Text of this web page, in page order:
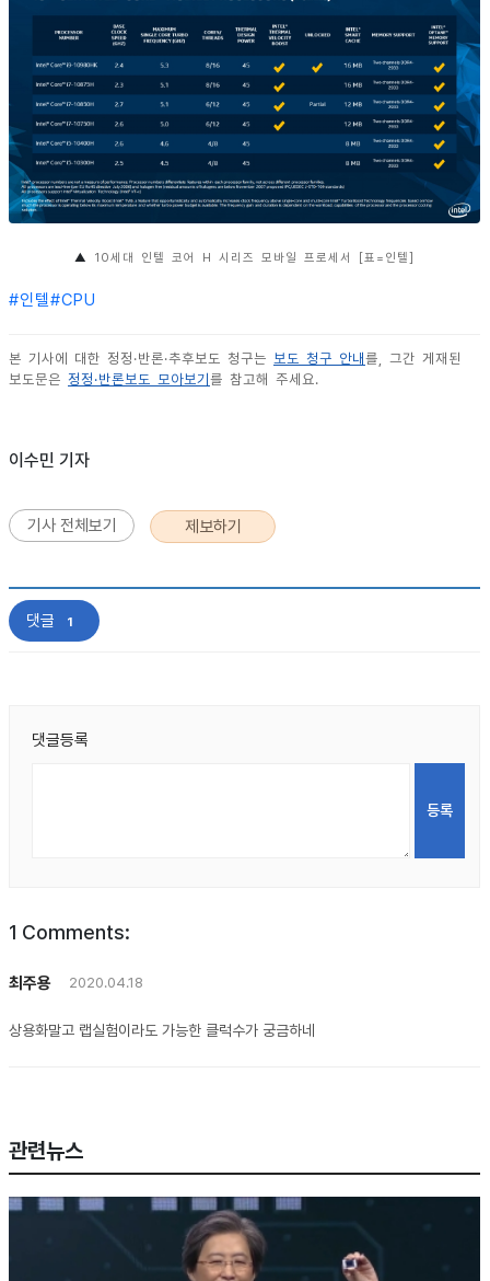
▲ 10세대 인텔 코어 H 시리즈 모바일 프로세서 [표=인텔]
#인텔#CPU
본 기사에 대한 정정·반론·추후보도 청구는 보도 청구 안내 를, 그간 게재된
보도문은 정정·반론보도 모아보기 를 참고해 주세요.
이수민 기자
기사 전체보기 제보하기
댓글 1
댓글등록
1 Comments:
최주용 2020.04.18
상용화말고 랩실험이라도 가능한 클럭수가 궁금하네
관련뉴스